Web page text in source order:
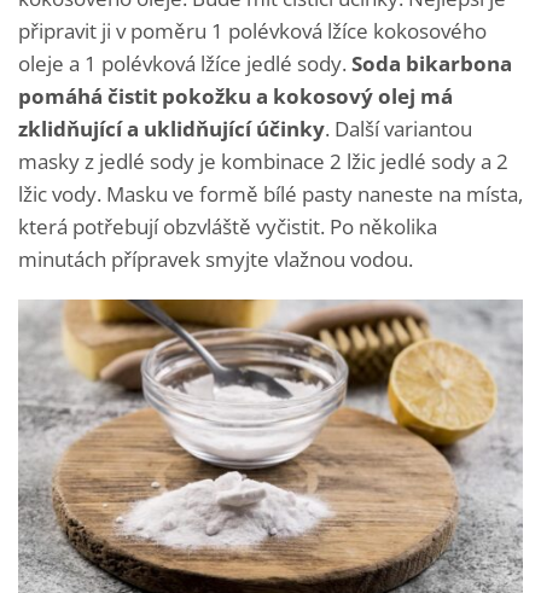
připravit ji v poměru 1 polévková lžíce kokosového
oleje a 1 polévková lžíce jedlé sody. Soda bikarbona
pomáhá čistit pokožku a kokosový olej má
zklidňující a uklidňující účinky. Další variantou
masky z jedlé sody je kombinace 2 lžic jedlé sody a 2
lžic vody. Masku ve formě bílé pasty naneste na místa,
která potřebují obzvláště vyčistit. Po několika
minutách přípravek smyjte vlažnou vodou.